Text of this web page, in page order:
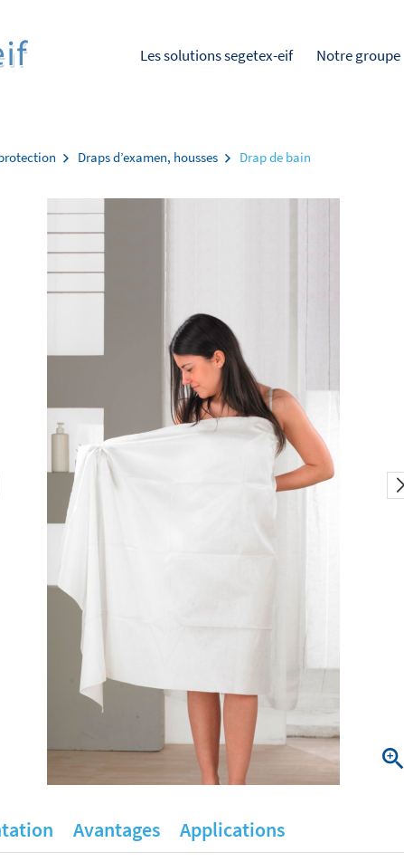
Les solutions segetex-eif Notre groupe
Draps d’examen, housses Drap de bain

Avantages Applications